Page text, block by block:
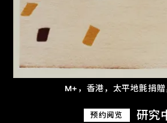
M+，香港，太平地氈捐
预约阅览 研究
探索世界顶级的二十及二
文化藏品。